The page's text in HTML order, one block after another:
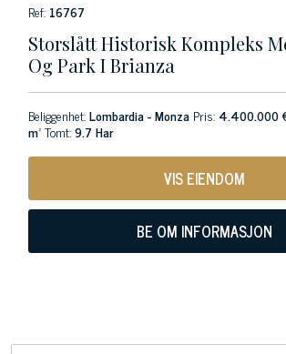
Ref: 16767
Storslått Historisk Kompleks
Og Park I Brianza
Beliggenhet:Lombardia - Monza Pris: 4.400.000
m²Tomt:9.7 Har
VIS EIENDOM
BE OM INFORMASJON